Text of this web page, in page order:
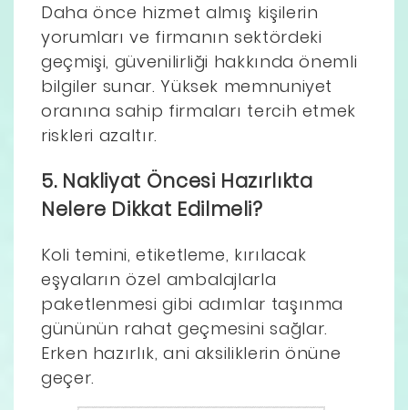
Daha önce hizmet almış kişilerin
yorumları ve firmanın sektördeki
geçmişi, güvenilirliği hakkında önemli
bilgiler sunar. Yüksek memnuniyet
oranına sahip firmaları tercih etmek
riskleri azaltır.
5. Nakliyat Öncesi Hazırlıkta
Nelere Dikkat Edilmeli?
Koli temini, etiketleme, kırılacak
eşyaların özel ambalajlarla
paketlenmesi gibi adımlar taşınma
gününün rahat geçmesini sağlar.
Erken hazırlık, ani aksiliklerin önüne
geçer.